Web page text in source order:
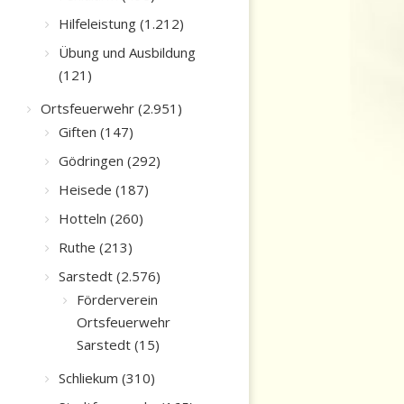
Hilfeleistung (1.212)
Übung und Ausbildung
(121)
Ortsfeuerwehr (2.951)
Giften (147)
Gödringen (292)
Heisede (187)
Hotteln (260)
Ruthe (213)
Sarstedt (2.576)
Förderverein
Ortsfeuerwehr
Sarstedt (15)
Schliekum (310)